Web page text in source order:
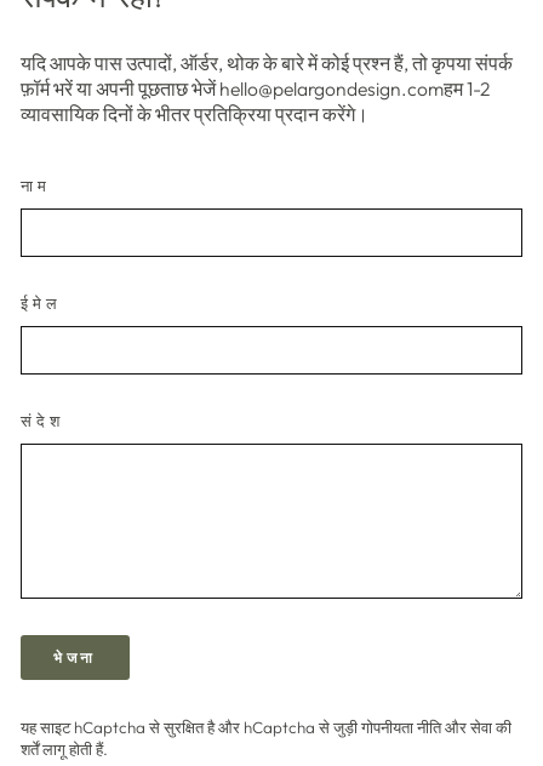
यदि आपके पास उत्पादों, ऑर्डर, थोक के बारे में कोई प्रश्न हैं, तो कृपया संपर्क
फ़ॉर्म भरें या अपनी पूछताछ भेजें hello@pelargondesign.comहम 1-2
व्यावसायिक दिनों के भीतर प्रतिक्रिया प्रदान करेंगे।
नाम
ईमेल
संदेश
भेजना
भेजना
यह साइट hCaptcha से सुरक्षित है और hCaptcha से जुड़ीगोपनीयता नीतिऔरसेवा की
शर्तेंलागू होती हैं.